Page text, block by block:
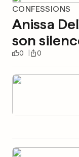
CONFESSIONS
Anissa
son
0 0